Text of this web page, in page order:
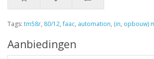
Tags: tm58r, 80/12,faac, automation, (in, opbouw)
Aanbiedingen